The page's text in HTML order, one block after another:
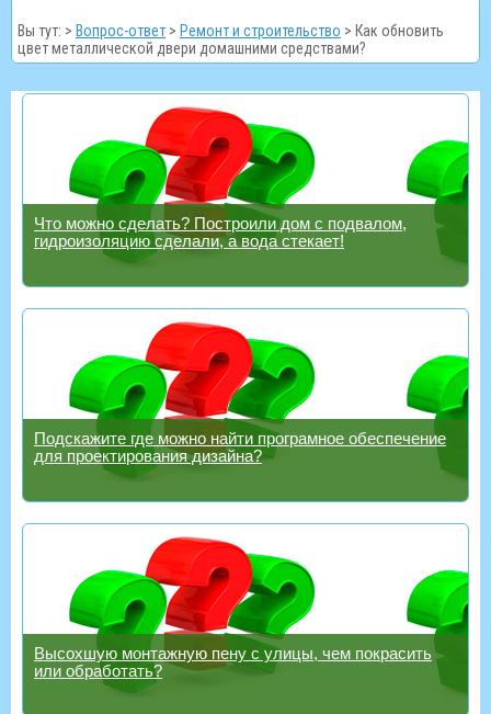
Вы тут: > Вопрос-ответ > Ремонт и строительство > Как обновить
цвет металлической двери домашними средствами?
Что можно сделать? Построили дом с подвалом,
гидроизоляцию сделали, а вода стекает!
Подскажите где можно найти програмное обеспечение
для проектирования дизайна?
Высохшую монтажную пену с улицы, чем покрасить
или обработать?